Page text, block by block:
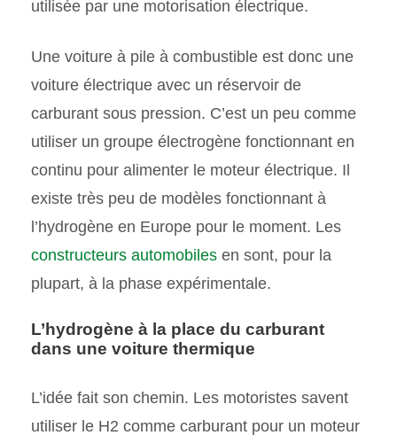
utilisée par une motorisation électrique.
Une voiture à pile à combustible est donc une
voiture électrique avec un réservoir de
carburant sous pression. C’est un peu comme
utiliser un groupe électrogène fonctionnant en
continu pour alimenter le moteur électrique. Il
existe très peu de modèles fonctionnant à
l’hydrogène en Europe pour le moment. Les
constructeurs automobiles en sont, pour la
plupart, à la phase expérimentale.
L’hydrogène à la place du carburant
dans une voiture thermique
L’idée fait son chemin. Les motoristes savent
utiliser le H2 comme carburant pour un moteur